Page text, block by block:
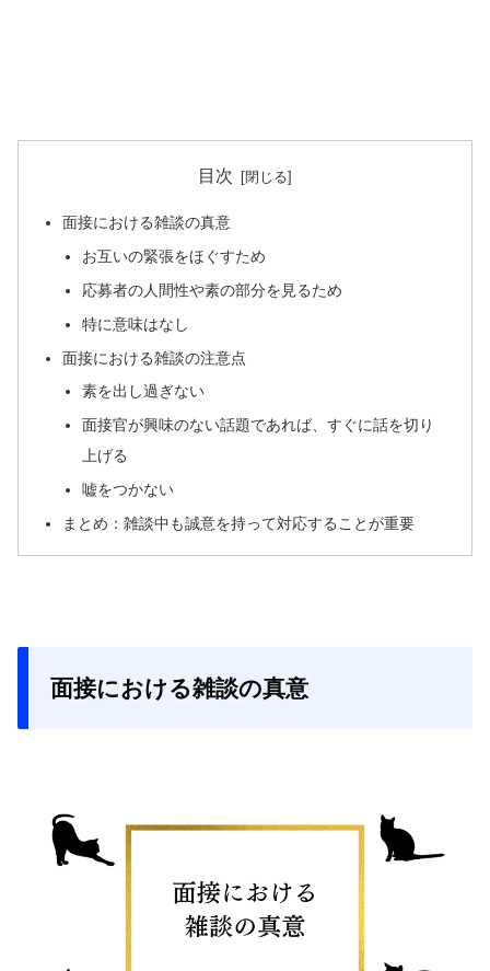
目次
面接における雑談の真意
お互いの緊張をほぐすため
応募者の人間性や素の部分を見るため
特に意味はなし
面接における雑談の注意点
素を出し過ぎない
面接官が興味のない話題であれば、すぐに話を切り
上げる
嘘をつかない
まとめ：雑談中も誠意を持って対応することが重要
面接における雑談の真意